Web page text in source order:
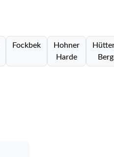
Fockbek
Hohner
Harde